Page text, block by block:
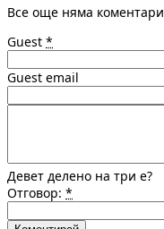
Все още няма коментари
Guest *
Guest email
Девет делено на три е?
Отговор: *